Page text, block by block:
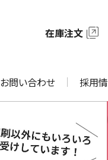
在庫注文
お問い合わせ 採用